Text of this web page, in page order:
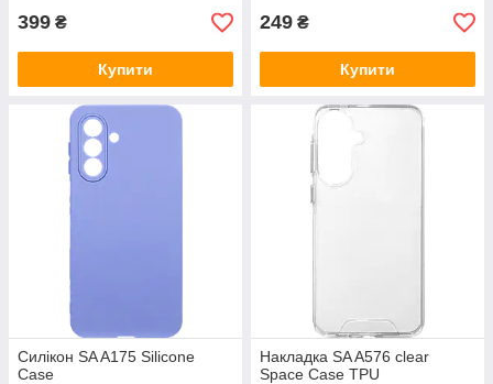
399 ₴
Купити
249 ₴
Купити
Силікон SA A175 Silicone
Case
Накладка SA A576 clear
Space Case TPU